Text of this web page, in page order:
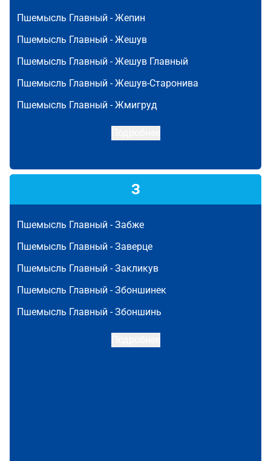
Пшемысль Главный -Жепин
Пшемысль Главный -Жешув
Пшемысль Главный -Жешув Главный
Пшемысль Главный -Жешув-Старонива
Пшемысль Главный -Жмигруд
З
Пшемысль Главный -Забже
Пшемысль Главный -Заверце
Пшемысль Главный -Закликув
Пшемысль Главный -Збоншинек
Пшемысль Главный -Збоншинь